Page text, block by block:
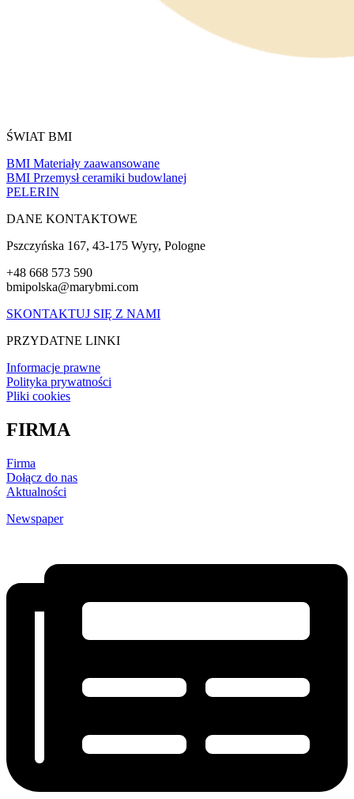
ŚWIAT BMI
BMI Materiały zaawansowane
BMI Przemysł ceramiki budowlanej
PELERIN
DANE KONTAKTOWE
Pszczyńska 167, 43-175 Wyry, Pologne
+48 668 573 590
bmipolska@marybmi.com
SKONTAKTUJ SIĘ Z NAMI
PRZYDATNE LINKI
Informacje prawne
Polityka prywatności
Pliki cookies
FIRMA
Firma
Dołącz do nas
Aktualności
Newspaper